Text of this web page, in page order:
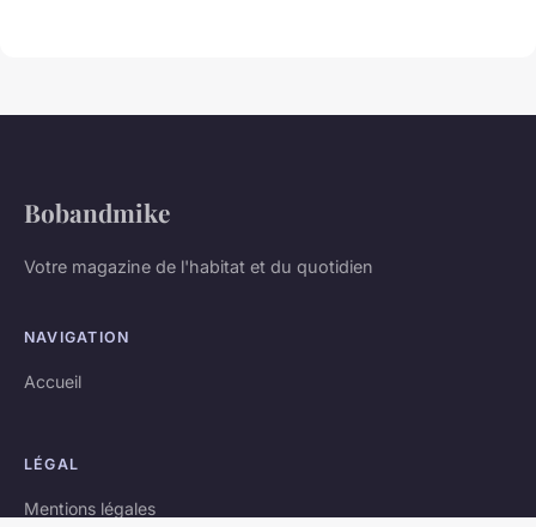
Bobandmike
Votre magazine de l'habitat et du quotidien
NAVIGATION
Accueil
LÉGAL
Mentions légales